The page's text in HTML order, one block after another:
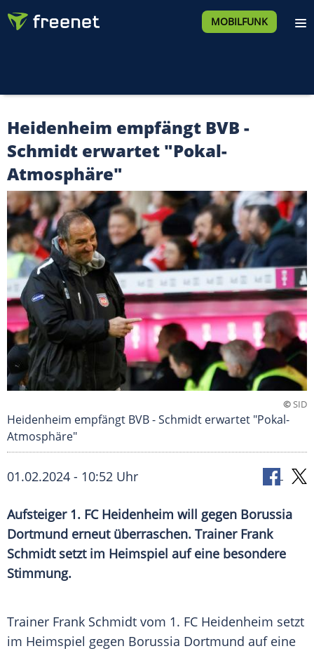
MOBILFUNK
Heidenheim empfängt BVB -
Schmidt erwartet "Pokal-
Atmosphäre"
©SID
Heidenheim empfängt BVB - Schmidt erwartet "Pokal-
Atmosphäre"
01.02.2024 - 10:52 Uhr
Aufsteiger 1. FC Heidenheim will gegen Borussia
Dortmund erneut überraschen. Trainer Frank
Schmidt setzt im Heimspiel auf eine besondere
Stimmung.
Trainer Frank Schmidt vom 1. FC Heidenheim setzt
im Heimspiel gegen Borussia Dortmund auf eine